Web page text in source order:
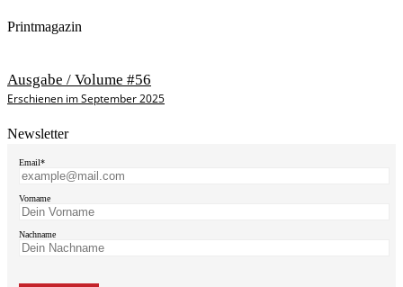
Printmagazin
Ausgabe / Volume #56
Erschienen im September 2025
Newsletter
Email*
Vorname
Nachname